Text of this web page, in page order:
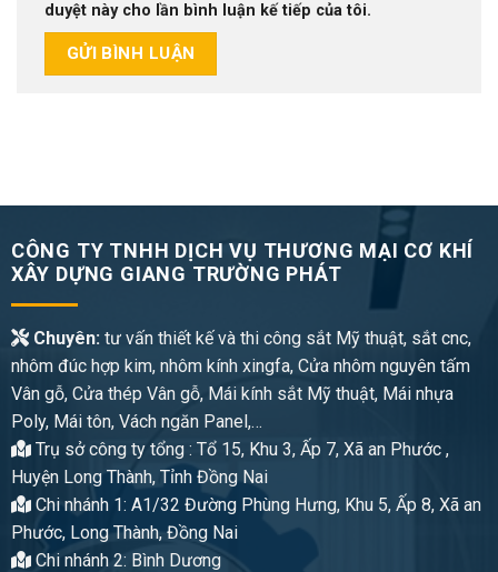
duyệt này cho lần bình luận kế tiếp của tôi.
CÔNG TY TNHH DỊCH VỤ THƯƠNG MẠI CƠ KHÍ
XÂY DỰNG GIANG TRƯỜNG PHÁT
Chuyên:tư vấn thiết kế và thi công sắt Mỹ thuật, sắt cnc,
nhôm đúc hợp kim, nhôm kính xingfa, Cửa nhôm nguyên tấm
Vân gỗ, Cửa thép Vân gỗ, Mái kính sắt Mỹ thuật, Mái nhựa
Poly, Mái tôn, Vách ngăn Panel,…
Trụ sở công ty tổng : Tổ 15, Khu 3, Ấp 7, Xã an Phước ,
Huyện Long Thành, Tỉnh Đồng Nai
Chi nhánh 1: A1/32 Đường Phùng Hưng, Khu 5, Ấp 8, Xã an
Phước, Long Thành, Đồng Nai
Chi nhánh 2: Bình Dương